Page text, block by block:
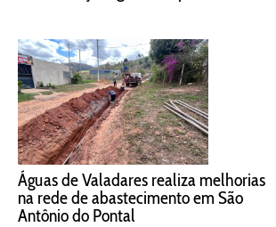
Águas de Valadares realiza melhorias
na rede de abastecimento em São
Antônio do Pontal